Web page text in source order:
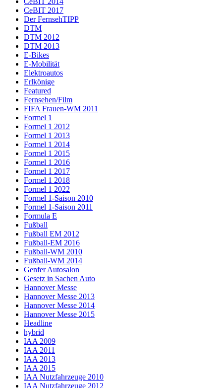
CeBIT 2017
Der FernsehTIPP
DTM
DTM 2012
DTM 2013
E-Bikes
E-Mobilität
Elektroautos
Erlkönige
Featured
Fernsehen/Film
FIFA Frauen-WM 2011
Formel 1
Formel 1 2012
Formel 1 2013
Formel 1 2014
Formel 1 2015
Formel 1 2016
Formel 1 2017
Formel 1 2018
Formel 1 2022
Formel 1-Saison 2010
Formel 1-Saison 2011
Formula E
Fußball
Fußball EM 2012
Fußball-EM 2016
Fußball-WM 2010
Fußball-WM 2014
Genfer Autosalon
Gesetz in Sachen Auto
Hannover Messe
Hannover Messe 2013
Hannover Messe 2014
Hannover Messe 2015
Headline
hybrid
IAA 2009
IAA 2011
IAA 2013
IAA 2015
IAA Nutzfahrzeuge 2010
IAA Nutzfahrzeuge 2012